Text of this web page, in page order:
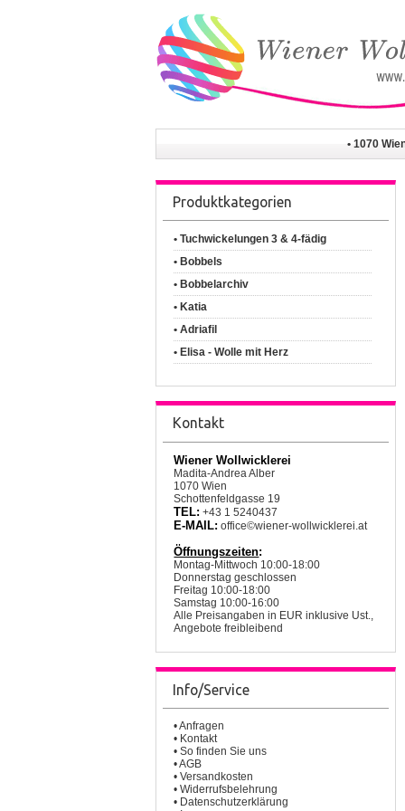
• 1070
Produktkategorien
• Tuchwickelungen 3 & 4-fädig
• Bobbels
• Bobbelarchiv
• Katia
• Adriafil
• Elisa - Wolle mit Herz
Kontakt
Wiener Wollwicklerei
Madita-Andrea Alber
1070 Wien
Schottenfeldgasse 19
TEL: +43 1 5240437
E-MAIL: office©wiener-wollwicklerei.at
Öffnungszeiten:
Montag-Mittwoch 10:00-18:00
Donnerstag geschlossen
Freitag 10:00-18:00
Samstag 10:00-16:00
Alle Preisangaben in EUR inklusive Ust.,
Angebote freibleibend
Info/Service
•Anfragen
• Kontakt
•So finden Sie uns
•AGB
•Versandkosten
•Widerrufsbelehrung
• Datenschutzerklärung